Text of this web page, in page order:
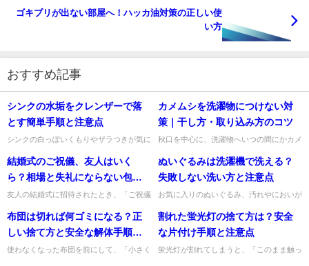
ゴキブリが出ない部屋へ！ハッカ油対策の正しい使
い方
おすすめ記事
シンクの水垢をクレンザーで落
とす簡単手順と注意点
シンクの白っぽいくもりやザラつきが気に
かな」と迷うことがありますよね。結論か
らお伝えすると、シンクの水...
カメムシを洗濯物につけない対
策｜干し方・取り込み方のコツ
秋口を中心に、洗濯物へいつの間にかカメ
か。取り込むときに気づかず室内へ入れて
しまうと、においが残ったり...
結婚式のご祝儀、友人はいく
ら？相場と失礼にならない包み
方
友人の結婚式に招待されたとき、「ご祝儀
い？」と迷いますよね。私も、お祝いした
い気持ちがあるからこそ、金...
ぬいぐるみは洗濯機で洗える？
失敗しない洗い方と注意点
お気に入りのぬいぐるみ、汚れやにおいが
な？」と迷いますよね。結論からお伝えす
ると、洗濯表示や素材に問題が...
布団は切れば何ゴミになる？正
しい捨て方と安全な解体手順・
注意点
使わなくなった布団を前にして、「小さく
割れた蛍光灯の捨て方は？安全
な片付け手順と注意点
蛍光灯が割れてしまうと、「このまま触っ